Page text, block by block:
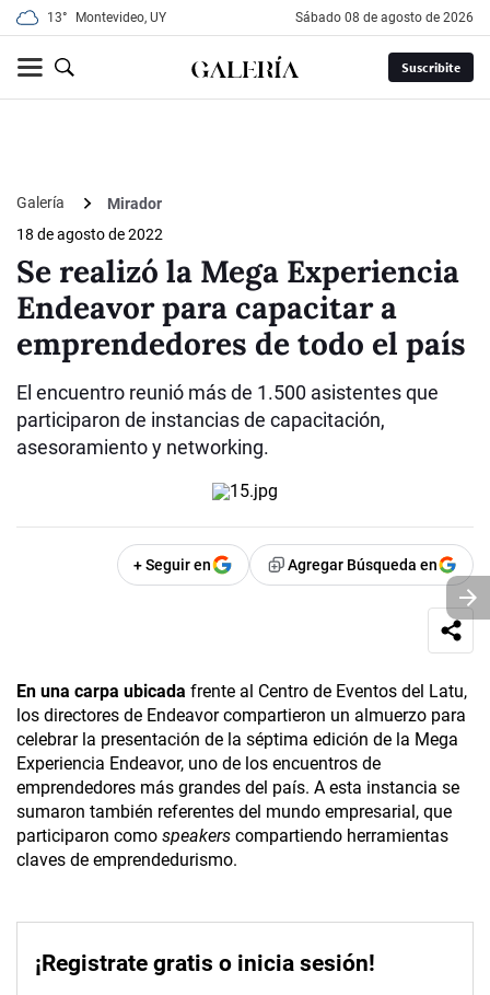
13° Montevideo, UY sábado 08 de agosto de 2026
Suscribite
Galería
Mirador
18 de agosto de 2022
Se realizó la Mega Experiencia
Endeavor para capacitar a
emprendedores de todo el país
El encuentro reunió más de 1.500 asistentes que
participaron de instancias de capacitación,
asesoramiento y networking.
+ Seguir en Agregar Búsqueda en
En una carpa ubicada frente al Centro de Eventos del Latu,
los directores de Endeavor compartieron un almuerzo para
celebrar la presentación de la séptima edición de la Mega
Experiencia Endeavor, uno de los encuentros de
emprendedores más grandes del país. A esta instancia se
sumaron también referentes del mundo empresarial, que
participaron como speakers compartiendo herramientas
claves de emprendedurismo.
¡Registrate gratis o inicia sesión!